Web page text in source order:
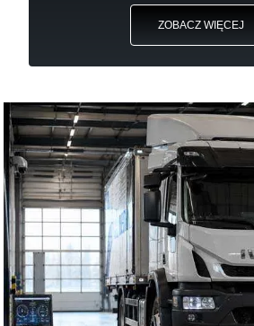
ZOBACZ WIĘCEJ